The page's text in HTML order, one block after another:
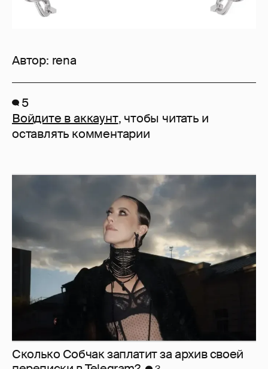
Автор: rena
5
Войдите в аккаунт, чтобы читать и
оставлять комментарии
Сколько Собчак заплатит за архив своей